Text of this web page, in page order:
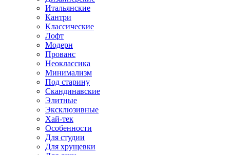
Итальянские
Кантри
Классические
Лофт
Модерн
Прованс
Неоклассика
Минимализм
Под старину
Скандинавские
Элитные
Эксклюзивные
Хай-тек
Особенности
Для студии
Для хрущевки